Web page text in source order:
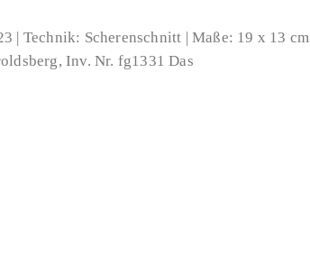
| Technik: Scherenschnitt | Maße: 19 x 13 cm
Inv. Nr. fg1331 Das